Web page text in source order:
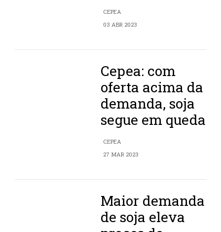
CEPEA
03 ABR 2023
Cepea: com
oferta acima da
demanda, soja
segue em queda
CEPEA
27 MAR 2023
Maior demanda
de soja eleva